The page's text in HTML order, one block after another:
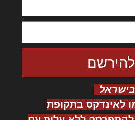
לאינדקס בתקופת